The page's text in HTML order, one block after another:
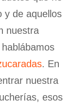
y de aquellos
nuestra
. En
nuestra
esos